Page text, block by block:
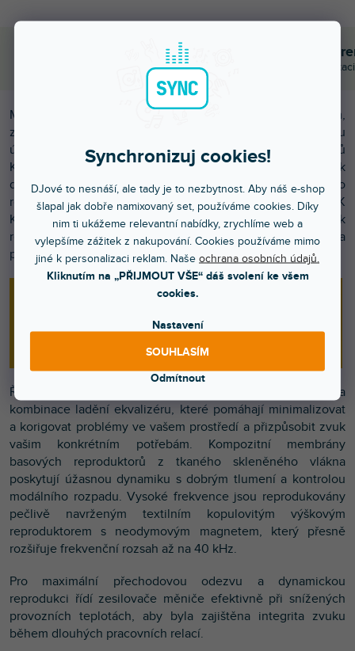
Synchronizuj cookies!
DJové to nesnáší, ale tady je to nezbytnost. Aby náš e-shop
šlapal jak dobře namixovaný set, používáme cookies. Díky
nim ti ukážeme relevantní nabídky, zrychlíme web a
vylepšíme zážitek z nakupování. Cookies používáme mimo
jiné k personalizaci reklam. Naše ochrana osobních údajů.
Kliknutím na „PŘIJMOUT VŠE“ dáš svolení ke všem
cookies.
Nastavení
Odmítnout
SOUHLASÍM
Objednej do 15:00
A máš to druhý den doma
Poradíme s
Chválí nás za komunikaci
Monitory KRK KREATE SERIES přinášejí hudebníkům,
zvukovým inženýrům, producentům a tvůrcům obsahu
úžasnou hodnotu a legendární výkon studiových monitorů
KRK. Tyto špičkové 2-pásmové studiové monitory jsou k
dispozici ve třech velikostech a jsou navrženy speciálně pro
rozmanité potřeby kreativních profesionálů. Monitory KRK
KREATE SERIES poskytují nástroje, které potřebujete k
reprodukci všech nuancí zvuku s úžasnou čistotou a
přesností.
Řada KREATE nabízí užitečné akustické mezní podmínky a
kombinace ladění ekvalizéru, které pomáhají minimalizovat
a korigovat problémy ve vašem prostředí a přizpůsobit zvuk
vašim konkrétním potřebám. Kompozitní membrány
basových reproduktorů z tkaného skleněného vlákna
poskytují úžasnou dynamiku s dobrým tlumení a kontrolou
modálního rozpadu. Vysoké frekvence jsou reprodukovány
pečlivě navrženým textilním kopulovitým výškovým
reproduktorem s neodymovým magnetem, který přesně
rozšiřuje frekvenční rozsah až na 40 kHz.
Pro maximální přechodovou odezvu a dynamickou
reprodukci řídí zesilovače měniče efektivně při snížených
provozních teplotách, aby byla zajištěna integrita zvuku
během dlouhých pracovních relací.